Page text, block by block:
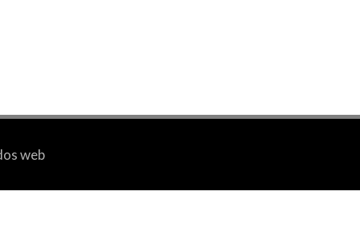
web